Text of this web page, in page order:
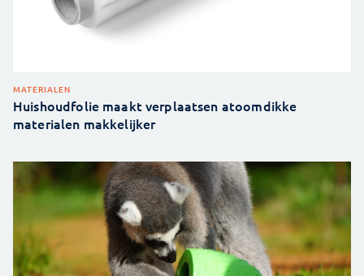
MATERIALEN
Huishoudfolie maakt verplaatsen atoomdikke
materialen makkelijker